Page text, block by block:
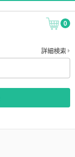
0
詳細検索